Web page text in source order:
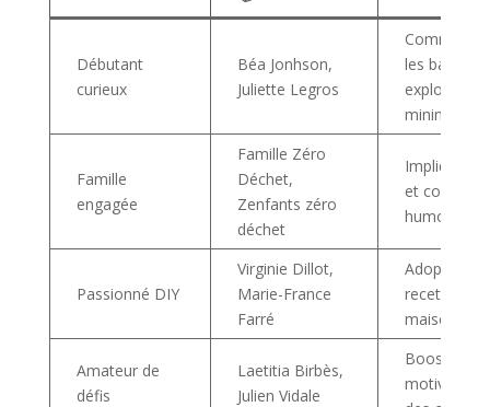
Débutant
curieux
Béa Jonhson,
Juliette Legros
les bases et
explorez le
Famille
engagée
Famille Zéro
Déchet,
Zenfants zéro
déchet
Impliquez
et
humour
Passionné DIY
Virginie Dillot,
Marie-France
Farré
Adoptez les
recettes
maison
Amateur de
défis
Laetitia Birbès,
Julien Vidale
Boostez
motivation